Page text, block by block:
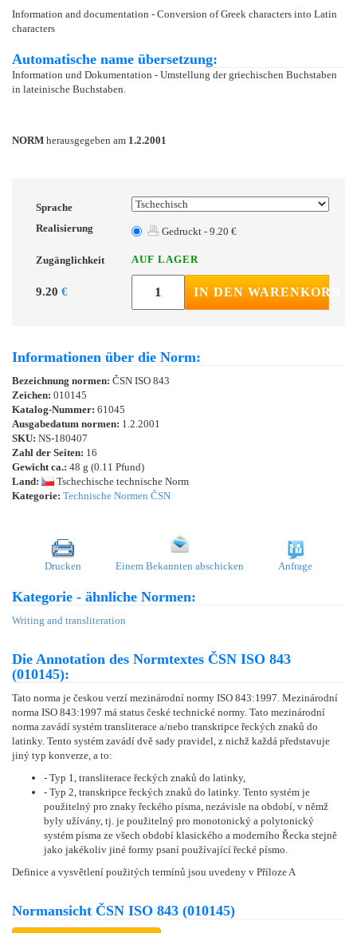
Information and documentation - Conversion of Greek characters into Latin
characters
Automatische name übersetzung:
Information und Dokumentation - Umstellung der griechischen Buchstaben
in lateinische Buchstaben.
NORM herausgegeben am 1.2.2001
Sprache
Realisierung
Gedruckt - 9.20 €
Zugänglichkeit AUF LAGER
9.20 € IN DEN WARENKORB
Informationen über die Norm:
Bezeichnung normen: ČSN ISO 843
Zeichen: 010145
Katalog-Nummer: 61045
Ausgabedatum normen: 1.2.2001
SKU: NS-180407
Zahl der Seiten: 16
Gewicht ca.: 48 g (0.11 Pfund)
Land:
Tschechische technische Norm
Kategorie: Technische Normen ČSN
Drucken Einem Bekannten abschicken Anfrage
Kategorie - ähnliche Normen:
Writing and transliteration
Die Annotation des Normtextes ČSN ISO 843
(010145):
Tato norma je českou verzí mezinárodní normy ISO 843:1997. Mezinárodní
norma ISO 843:1997 má status české technické normy. Tato mezinárodní
norma zavádí systém transliterace a/nebo transkripce řeckých znaků do
latinky. Tento systém zavádí dvě sady pravidel, z nichž každá představuje
jiný typ konverze, a to:
- Typ 1, transliterace řeckých znaků do latinky,
- Typ 2, transkripce řeckých znaků do latinky. Tento systém je
použitelný pro znaky řeckého písma, nezávisle na období, v němž
byly užívány, tj. je použitelný pro monotonický a polytonický
systém písma ze všech období klasického a moderního Řecka stejně
jako jakékoliv jiné formy psaní používající řecké písmo.
Definice a vysvětlení použitých termínů jsou uvedeny v Příloze A
Normansicht ČSN ISO 843 (010145)